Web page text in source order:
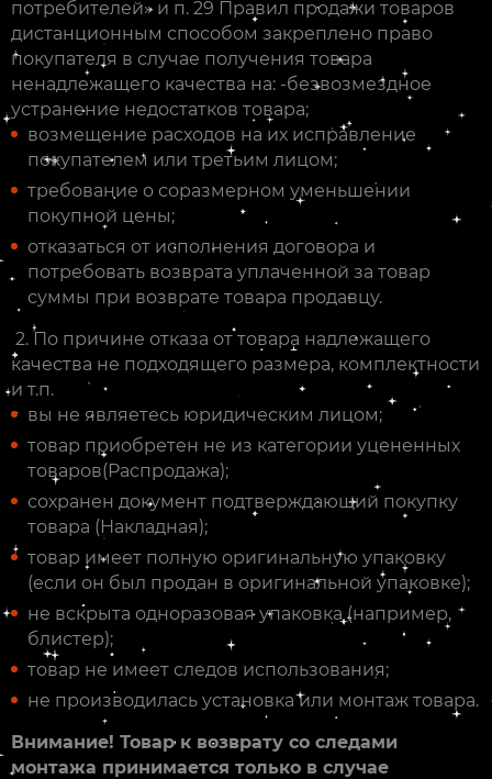
потребителей» и п. 29 Правил продажи товаров
дистанционным способом закреплено право
покупателя в случае получения товара
ненадлежащего качества на: -безвозмездное
устранение недостатков товара;
возмещение расходов на их исправление
покупателем или третьим лицом;
требование о соразмерном уменьшении
покупной цены;
отказаться от исполнения договора и
потребовать возврата уплаченной за товар
суммы при возврате товара продавцу.
2. По причине отказа от товара надлежащего
качества не подходящего размера, комплектности
и т.п.
вы не являетесь юридическим лицом;
товар приобретен не из категории уцененных
товаров(Распродажа);
сохранен документ подтверждающий покупку
товара (Накладная);
товар имеет полную оригинальную упаковку
(если он был продан в оригинальной упаковке);
не вскрыта одноразовая упаковка (например,
блистер);
товар не имеет следов использования;
не производилась установка или монтаж товара.
Внимание! Товар к возврату со следами
монтажа принимается только в случае